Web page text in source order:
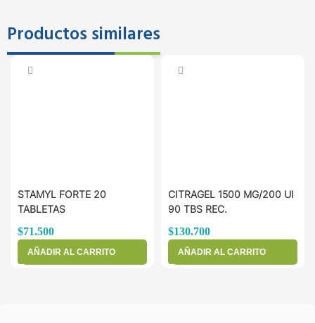
Productos similares
STAMYL FORTE 20
TABLETAS
$71.500
AÑADIR AL CARRITO
CITRAGEL 1500 MG/200 UI
90 TBS REC.
$130.700
AÑADIR AL CARRITO